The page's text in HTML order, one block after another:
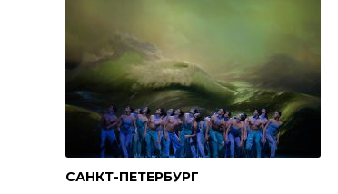
САНКТ-ПЕТЕРБУРГ